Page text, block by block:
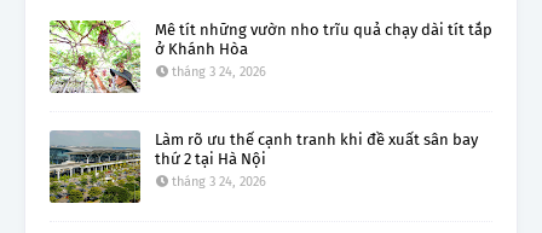
Mê tít những vườn nho trĩu quả chạy dài tít tắp
ở Khánh Hòa
tháng 3 24, 2026
Làm rõ ưu thế cạnh tranh khi đề xuất sân bay
thứ 2 tại Hà Nội
tháng 3 24, 2026